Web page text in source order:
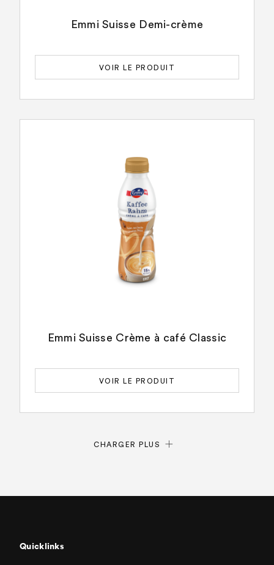
Emmi Suisse Demi-crème
VOIR LE PRODUIT
Emmi Suisse Crème à café Classic
VOIR LE PRODUIT
CHARGER PLUS
Quicklinks